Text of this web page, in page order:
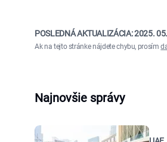
POSLEDNÁ AKTUALIZÁCIA:2025.
Ak na tejto stránke nájdete chybu, prosím
Najnovšie správy